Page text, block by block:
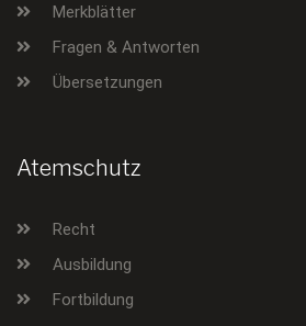
Merkblätter
Fragen & Antworten
Übersetzungen
Atemschutz
Recht
Ausbildung
Fortbildung